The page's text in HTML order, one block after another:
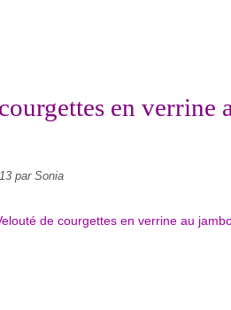
en verrine
par Sonia